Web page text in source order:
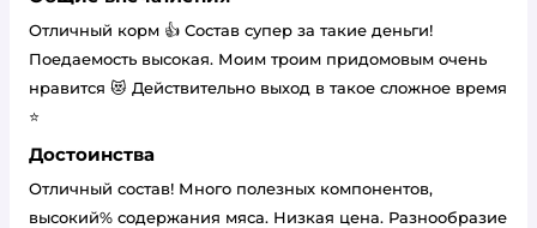
Отличный корм 👍 Состав супер за такие деньги!
Поедаемость высокая. Моим троим придомовым очень
нравится 😻 Действительно выход в такое сложное время
⭐
Достоинства
Отличный состав! Много полезных компонентов,
высокий% содержания мяса. Низкая цена. Разнообразие